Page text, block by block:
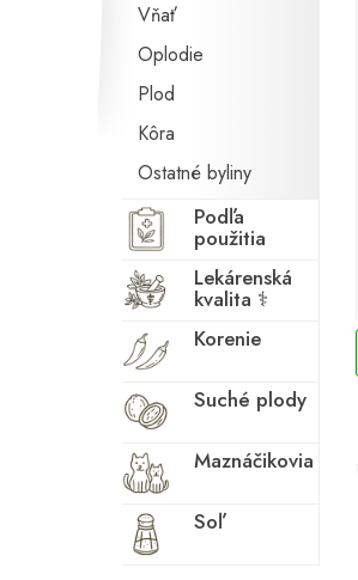
Vňať
Oplodie
Plod
Kôra
Ostatné byliny
Podľa
použitia
Lekárenská
kvalita ⚕
Korenie
Suché plody
Maznáčikovia
Soľ